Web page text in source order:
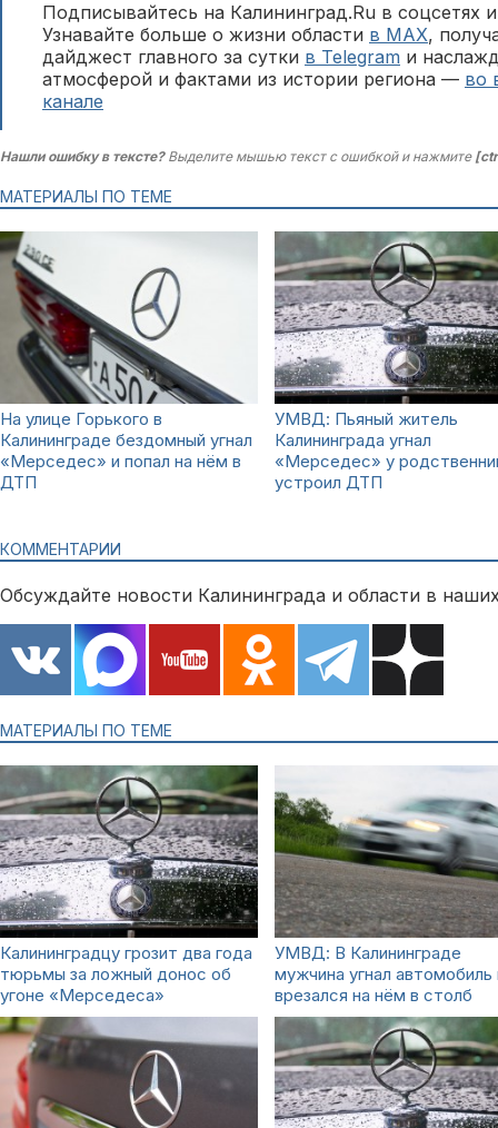
Подписывайтесь на Калининград.Ru в соцсетях
Узнавайте больше о жизни области в MAX,
дайджест главного за сутки в Telegram и
атмосферой и фактами из истории региона — во
канале
Нашли ошибку в тексте?Выделите мышью текст с ошибкой и нажмите
МАТЕРИАЛЫ ПО ТЕМЕ
На улице Горького в
Калининграде бездомный угнал
«Мерседес» и попал на нём в
ДТП
УМВД: Пьяный житель
Калининграда угнал
«Мерседес» у
устроил ДТП
КОММЕНТАРИИ
Обсуждайте новости Калининграда и области в
МАТЕРИАЛЫ ПО ТЕМЕ
Калининградцу грозит два года
тюрьмы за ложный донос об
угоне «Мерседеса»
УМВД: В Калининграде
мужчина угнал автомобиль
врезался на нём в столб